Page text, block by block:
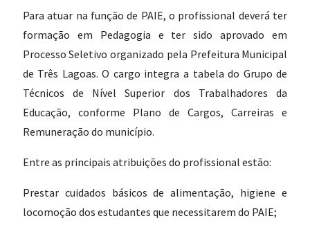
Para atuar na função de PAIE, o profissional deverá ter
formação em Pedagogia e ter sido aprovado em
Processo Seletivo organizado pela Prefeitura Municipal
de Três Lagoas. O cargo integra a tabela do Grupo de
Técnicos de Nível Superior dos Trabalhadores da
Educação, conforme Plano de Cargos, Carreiras e
Remuneração do município.
Entre as principais atribuições do profissional estão:
Prestar cuidados básicos de alimentação, higiene e
locomoção dos estudantes que necessitarem do PAIE;